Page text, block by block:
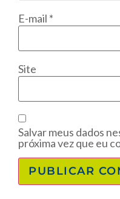
E-mail *
Site
Salvar meus dados
próxima vez que eu